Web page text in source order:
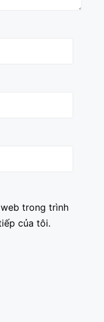
trong trình
của tôi.